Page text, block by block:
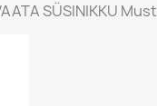
SÜSINIKKU Must